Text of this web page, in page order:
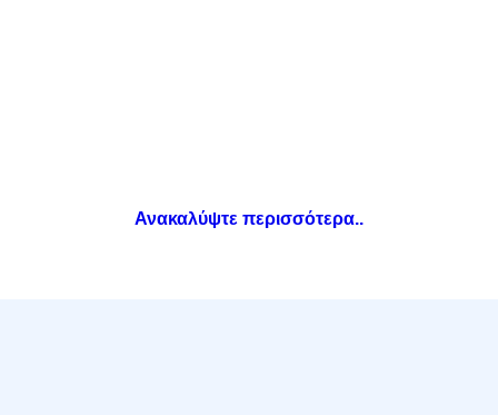
Ανακαλύψτε περισσότερα..